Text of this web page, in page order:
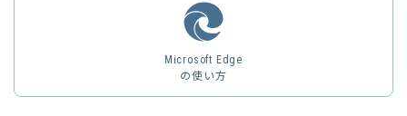
Microsoft Edge
の使い方